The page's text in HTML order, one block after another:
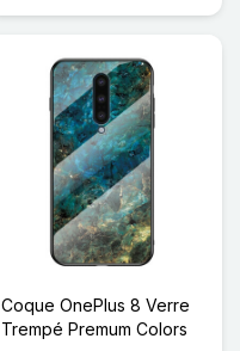
Coque OnePlus 8 Verre
Trempé Premum Colors